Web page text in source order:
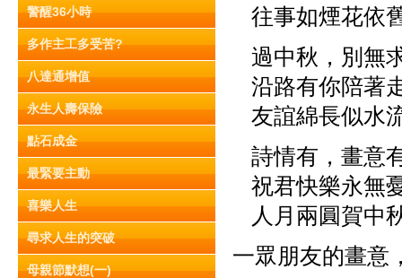
警醒36小時
多作主工多受苦?
八達通增值
永生人壽保險
點石成金
最緊要主動
喜樂人生
尋求人生的突破
母親節默想(一)
往事如煙花依
過中秋，別無
沿路有你陪著
友誼綿長似水
詩情有，畫意
祝君快樂永無
人月兩圓賀中
一眾朋友的畫意